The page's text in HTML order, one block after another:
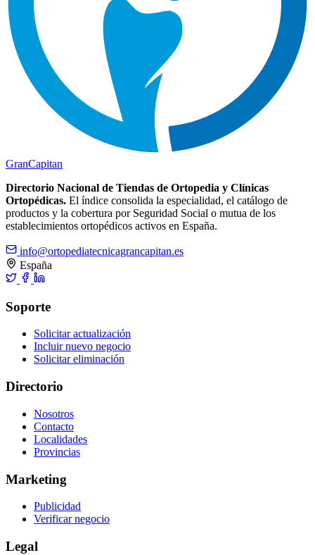
GranCapitan
Directorio Nacional de Tiendas de Ortopedia y Clínicas
Ortopédicas. El índice consolida la especialidad, el catálogo de
productos y la cobertura por Seguridad Social o mutua de los
establecimientos ortopédicos activos en España.
info@ortopediatecnicagrancapitan.es
España
Soporte
Solicitar actualización
Incluir nuevo negocio
Solicitar eliminación
Directorio
Nosotros
Contacto
Localidades
Provincias
Marketing
Publicidad
Verificar negocio
Legal